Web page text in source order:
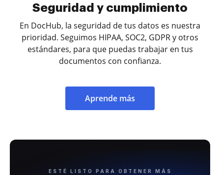
Seguridad y cumplimiento
En DocHub, la seguridad de tus datos es nuestra
prioridad. Seguimos HIPAA, SOC2, GDPR y otros
estándares, para que puedas trabajar en tus
documentos con confianza.
Aprende más
ESTÉ LISTO PARA OBTENER MÁS